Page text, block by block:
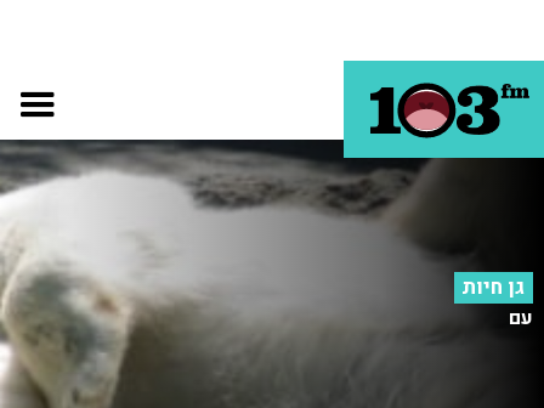
גן חיות
עם